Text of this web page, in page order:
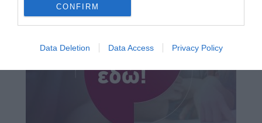
CONFIRM
Data Deletion Data Access Privacy Policy